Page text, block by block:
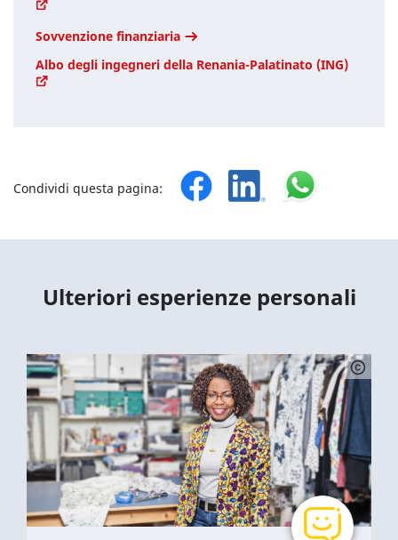
Sovvenzione finanziaria
Albo degli ingegneri della Renania-Palatinato (ING)
Condividi questa pagina:
Ulteriori esperienze personali